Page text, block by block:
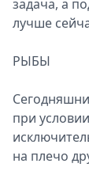
задача, а
лучше
РЫБЫ
при
на плечо